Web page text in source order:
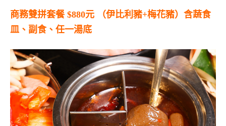
商務雙拼套餐 $880元 （伊比利豬+梅花豬）含蔬食
皿、副食、任一湯底